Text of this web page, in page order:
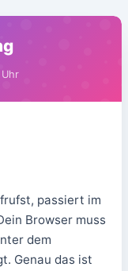
passiert im
Browser muss
dem
Genau das ist